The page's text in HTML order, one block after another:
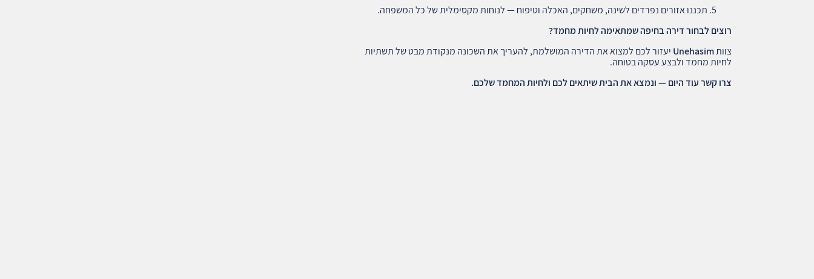
תכננו אזורים נפרדים לשינה, משחקים, האכלה וטיפוח — לנוחות מקסימלית של כל המשפחה.
רוצים לבחור דירה בחיפה שמתאימה לחיות מחמד?
צוותUnehasim יעזור לכם למצוא את הדירה המושלמת, להעריך את השכונה מנקודת מבט של תשתיות
לחיות מחמד ולבצע עסקה בטוחה.
צרו קשר עוד היום — ונמצא את הבית שיתאים לכם ולחיות המחמד שלכם.